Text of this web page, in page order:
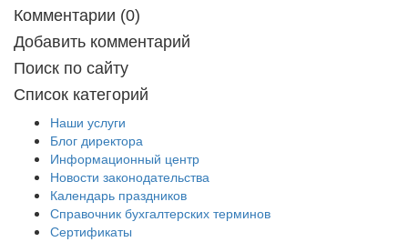
Комментарии (0)
Добавить комментарий
Поиск по сайту
Список категорий
Наши услуги
Блог директора
Информационный центр
Новости законодательства
Календарь праздников
Справочник бухгалтерских терминов
Сертификаты